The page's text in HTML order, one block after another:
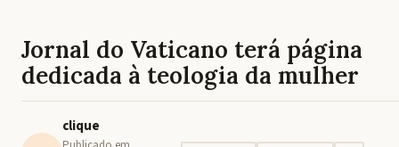
Jornal do Vaticano terá página
dedicada à teologia da mulher
clique